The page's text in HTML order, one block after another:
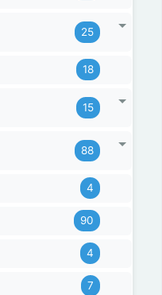
25
18
15
88
4
90
4
7